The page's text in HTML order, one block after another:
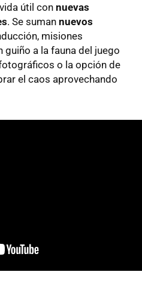
útil con nuevas
. Se suman nuevos
misiones
a la fauna del juego
o la opción de
el caos aprovechando